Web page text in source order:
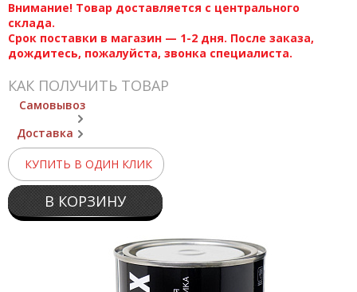
Внимание! Товар доставляется с центрального
склада.
Срок поставки в магазин — 1-2 дня. После заказа,
дождитесь, пожалуйста, звонка специалиста.
КАК ПОЛУЧИТЬ ТОВАР
Самовывоз
Доставка
КУПИТЬ В ОДИН КЛИК
В КОРЗИНУ